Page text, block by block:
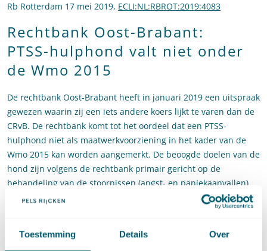
Toestemming Details Over
Rb Rotterdam 17 mei 2019, ECLI:NL:RBROT:2019:4083
Rechtbank Oost-Brabant:
PTSS-hulphond valt niet onder
de Wmo 2015
De rechtbank Oost-Brabant heeft in januari 2019 een uitspraak
gewezen waarin zij een iets andere koers lijkt te varen dan de
CRvB. De rechtbank komt tot het oordeel dat een PTSS-
hulphond niet als maatwerkvoorziening in het kader van de
Wmo 2015 kan worden aangemerkt. De beoogde doelen van de
hond zijn volgens de rechtbank primair gericht op de
behandeling van de stoornissen (angst- en paniekaanvallen)
en hebben daarmee een therapeutische functie. Deze
therapeutische functie heeft volgens de rechtbank (bij positief
en de participatie van eiser zal bevorderen, maar dit is slechts